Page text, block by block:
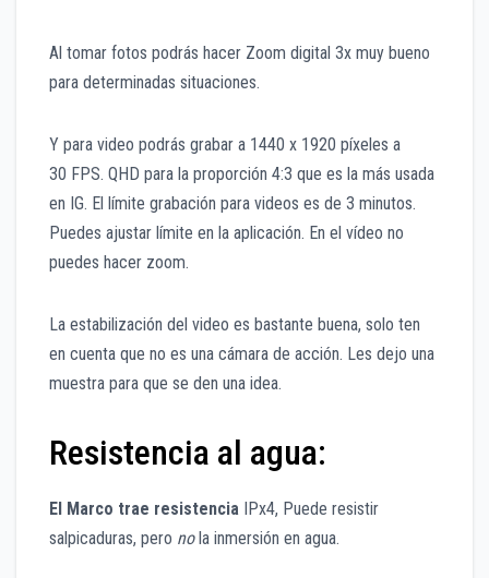
Al tomar fotos podrás hacer Zoom digital 3x muy bueno
para determinadas situaciones.
Y para video podrás grabar a 1440 x 1920 píxeles a
30 FPS. QHD para la proporción 4:3 que es la más usada
en IG. El límite grabación para videos es de 3 minutos.
Puedes ajustar límite en la aplicación. En el vídeo no
puedes hacer zoom.
La estabilización del video es bastante buena, solo ten
en cuenta que no es una cámara de acción. Les dejo una
muestra para que se den una idea.
Resistencia al agua:
El Marco trae resistencia IPx4, Puede resistir
salpicaduras, pero nola inmersión en agua.